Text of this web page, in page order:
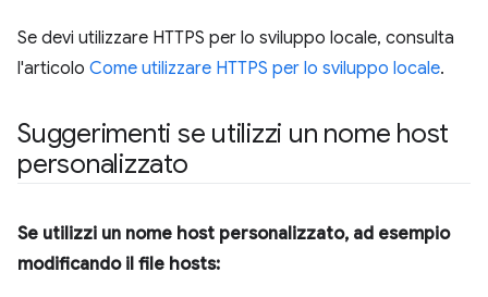
Se devi utilizzare HTTPS per lo sviluppo locale, consulta
l'articolo Come utilizzare HTTPS per lo sviluppo locale.
Suggerimenti se utilizzi un nome host
personalizzato
Se utilizzi un nome host personalizzato, ad esempio
modificando il file hosts: